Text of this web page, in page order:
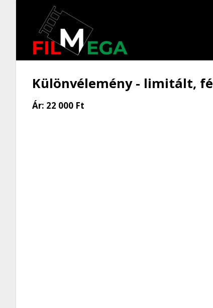
Különvélemény - limitált,
Ár: 22 000 Ft